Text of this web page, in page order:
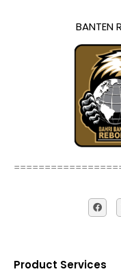
BANTEN
Product Services